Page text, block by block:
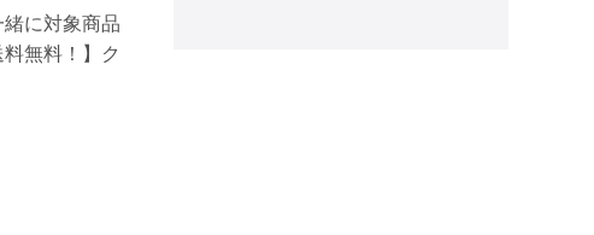
に対象商品
無料！】ク